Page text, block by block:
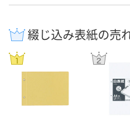
綴じ込み表紙の売